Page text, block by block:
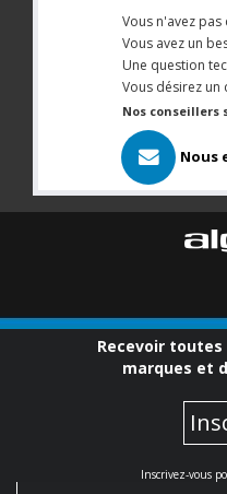
Vous n'avez
Vous avez un
Une question
Vous désirez un
Nos conseillers
Nous
Recevoir
marques et
Inscrivez-vous